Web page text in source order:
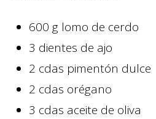
600 g lomo de cerdo
3 dientes de ajo
2 cdas pimentón dulce
2 cdas orégano
3 cdas aceite de oliva